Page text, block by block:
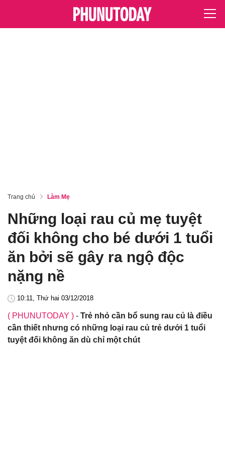
Trang chủ Làm Mẹ
Những loại rau củ mẹ tuyệt
đối không cho bé dưới 1 tuổi
ăn bởi sẽ gây ra ngộ độc
nặng nề
10:11, Thứ hai 03/12/2018
( PHUNUTODAY ) - Trẻ nhỏ cần bổ sung rau củ là điều
cần thiết nhưng có những loại rau củ trẻ dưới 1 tuổi
tuyệt đối không ăn dù chỉ một chút